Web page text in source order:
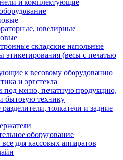
и комплектующие
ювелирные
складские напольные
этикетирования (весы с печатью
к весовому оборудованию
и оргстекла
под меню, печатную продукцию,
бытовую технику
толкатели и задние
оборудование
для кассовых аппаратов